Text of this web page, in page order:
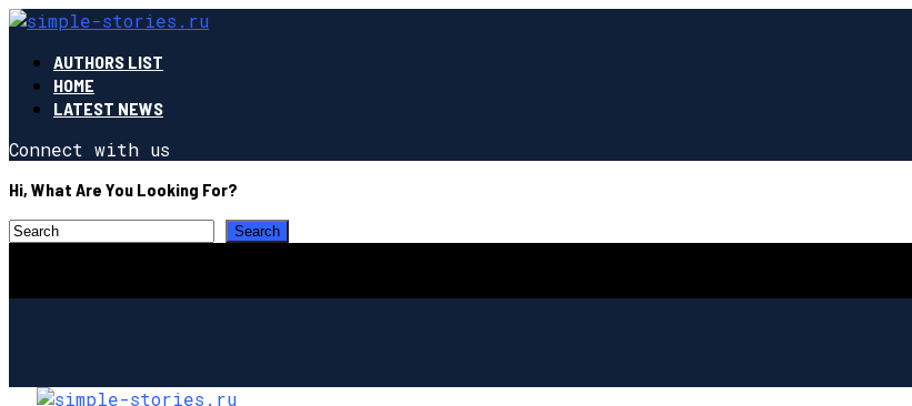
AUTHORS LIST
HOME
LATEST NEWS
Connect with us
Hi, What Are You Looking For?